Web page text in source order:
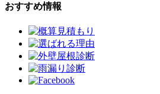
おすすめ情報